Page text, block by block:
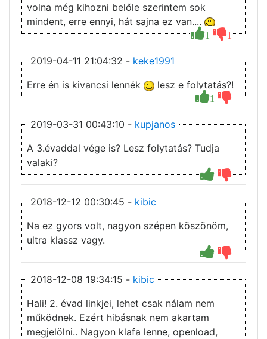
1 1
volna még kihozni belőle szerintem sok
mindent, erre ennyi, hát sajna ez van....
2019-04-11 21:04:32 - keke1991
1
Erre én is kivancsi lennék lesz e folytatás?!
2019-03-31 00:43:10 - kupjanos
A 3.évaddal vége is? Lesz folytatás? Tudja
valaki?
2018-12-12 00:30:45 - kibic
Na ez gyors volt, nagyon szépen köszönöm,
ultra klassz vagy.
2018-12-08 19:34:15 - kibic
Hali! 2. évad linkjei, lehet csak nálam nem
működnek. Ezért hibásnak nem akartam
megjelölni.. Nagyon klafa lenne, openload,